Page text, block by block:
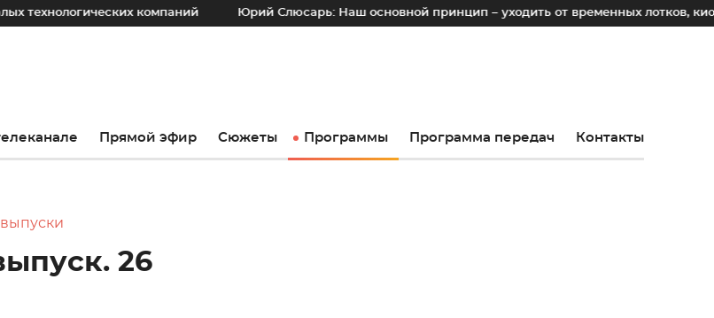
компаний Юрий Слюсарь: Наш основной принцип – уходить от временных лотков, киосков и
Прямой эфир Сюжеты Программы Программа передач Контакты
26